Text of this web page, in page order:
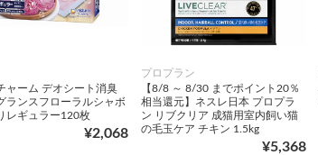
ャーム デオシート消臭
ランスフローラルシャボ
レギュラー120枚
¥2,068
プロプラン
【8/8 ～ 8/30 までポイント20％
相当還元】ネスレ日本 プロプラ
ン リブクリア 成猫用室内飼い猫
の毛玉ケア チキン 1.5kg
¥5,368